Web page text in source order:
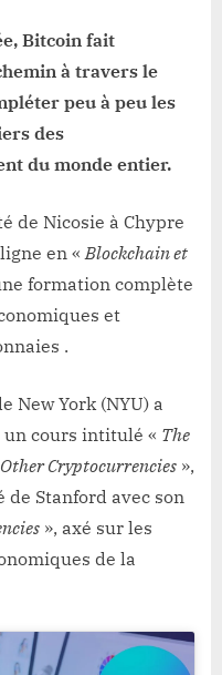
Bitcoin fait
à travers le
peu à peu les
des
du monde entier.
de Nicosie à Chypre
en «Blockchain et
formation complète
et
.​
New York (NYU) a
cours intitulé « The
Cryptocurrencies »,
Stanford avec son
», axé sur les
de la